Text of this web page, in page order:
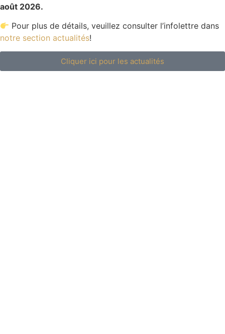
août 2026.
Pour plus de détails, veuillez consulter l’infolettre dans
notre section actualités!
Cliquer ici pour les actualités